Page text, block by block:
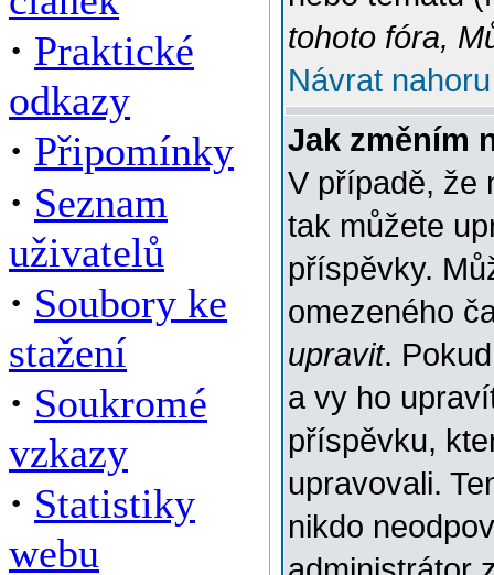
· Praktické
odkazy
· Připomínky
· Seznam
uživatelů
· Soubory ke
stažení
· Soukromé
vzkazy
· Statistiky
webu
tohoto fóra,
Návrat nahoru
Jak změním
V případě, že
tak můžete
příspěvky.
omezeného
upravit.
a vy ho
příspěvku,
upravovali.
nikdo